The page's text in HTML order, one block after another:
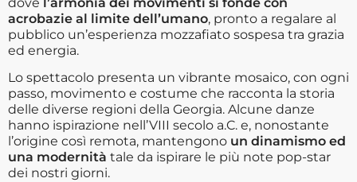
acrobazie al limite dell’umano, pronto a regalare al
pubblico un’esperienza mozzafiato sospesa tra grazia
ed energia.
Lo spettacolo presenta un vibrante mosaico, con ogni
passo, movimento e costume che racconta la storia
delle diverse regioni della Georgia. Alcune danze
hanno ispirazione nell’VIII secolo a.C. e, nonostante
l’origine così remota, mantengono un dinamismo ed
una modernità tale da ispirare le più note pop-star
dei nostri giorni.